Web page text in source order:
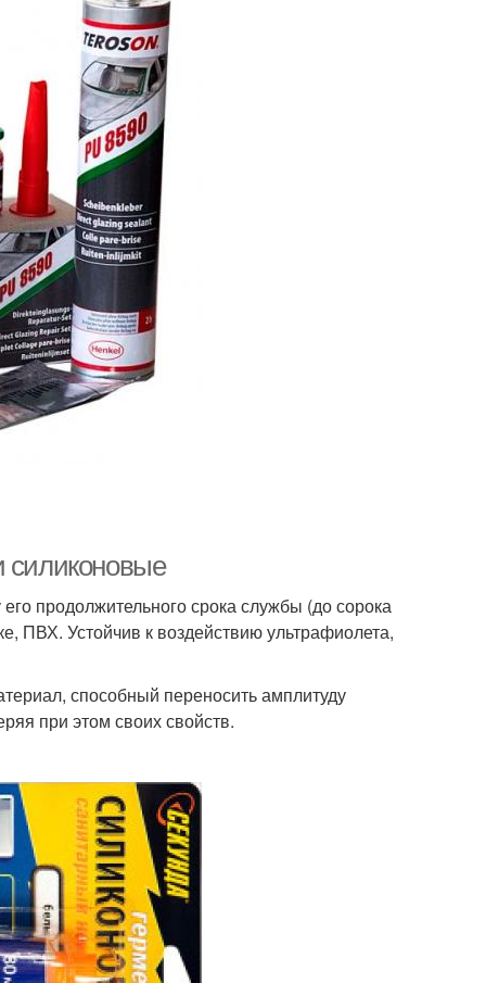
силиконовые
продолжительного срока службы (до сорока
ПВХ. Устойчив к воздействию ультрафиолета,
способный переносить амплитуду
при этом своих свойств.